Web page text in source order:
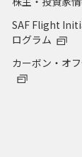
SAF Flight
ログラム
カーボン・オ